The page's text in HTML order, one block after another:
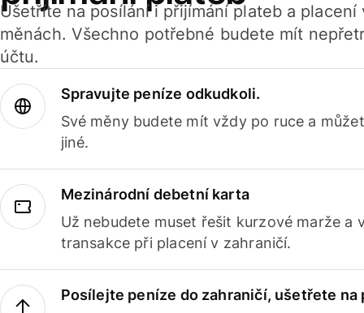
Ušetříte na posílání i přijímání plateb a
měnách. Všechno potřebné budete mít
účtu.
Spravujte peníze odkudkoli.
Své měny budete mít vždy po ruce a
jiné.
Mezinárodní debetní karta
Už nebudete muset řešit kurzové marže a
transakce při placení v zahraničí.
Posílejte peníze do zahraničí, ušetřete na